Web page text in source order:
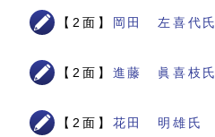
【2面】 岡田 左喜代氏
【2面】 進藤 眞喜枝氏
【2面】 花田 明雄氏